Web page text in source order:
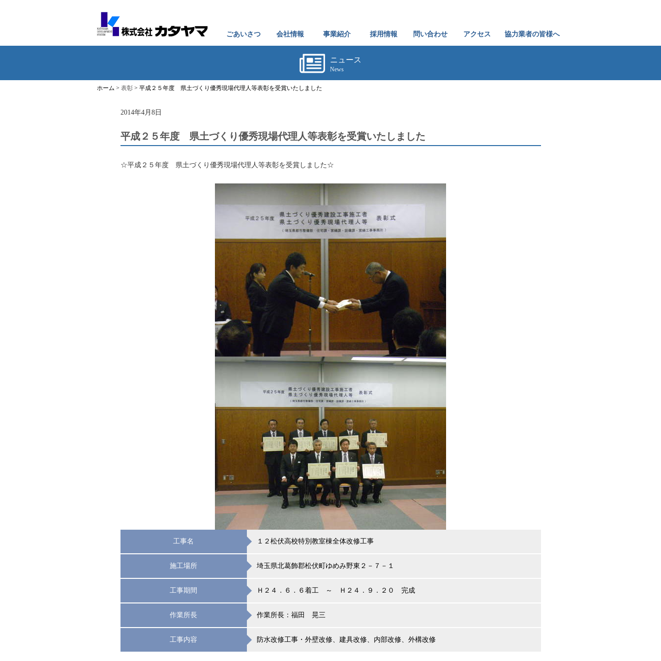
ごあいさつ 会社情報 事業紹介 採用情報 問い合わせ アクセス 協力業者の皆様へ
ニュース
News
ホーム > 表彰 > 平成２５年度 県土づくり優秀現場代理人等表彰を受賞いたしました
2014年4月8日
平成２５年度 県土づくり優秀現場代理人等表彰を受賞いたしました
☆平成２５年度 県土づくり優秀現場代理人等表彰を受賞しました☆
工事名 １２松伏高校特別教室棟全体改修工事
施工場所 埼玉県北葛飾郡松伏町ゆめみ野東２－７－１
工事期間 Ｈ２４．６．６着工 ～ Ｈ２４．９．２０ 完成
作業所長 作業所長：福田 晃三
工事内容 防水改修工事・外壁改修、建具改修、内部改修、外構改修